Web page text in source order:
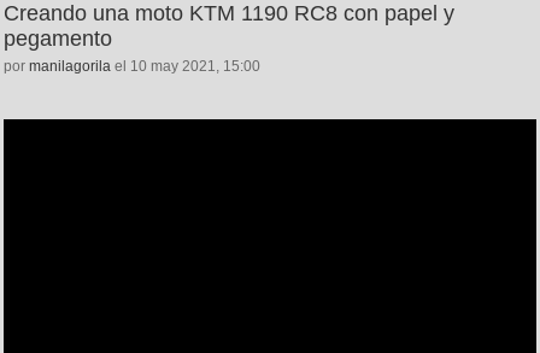
Creando una moto KTM 1190 RC8 con papel y
pegamento
por manilagorila el 10 may 2021, 15:00